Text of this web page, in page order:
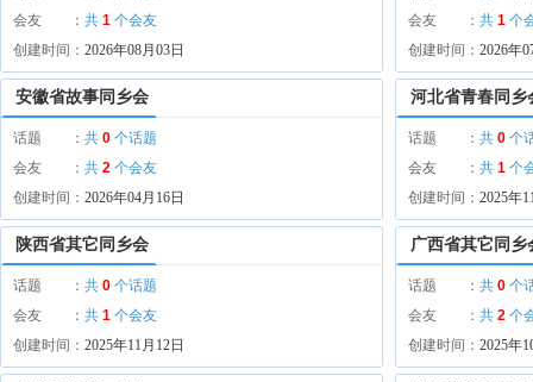
会友 ： 共 1 个会友
创建时间： 2026年08月03日
会友 ： 共 1 个
创建时间： 2026年
安徽省故事同乡会
话题 ： 共 0 个话题
会友 ： 共 2 个会友
创建时间： 2026年04月16日
河北省青春同乡
话题 ： 共 0 个
会友 ： 共 1 个
创建时间： 2025年
陕西省其它同乡会
话题 ： 共 0 个话题
会友 ： 共 1 个会友
创建时间： 2025年11月12日
广西省其它同乡
话题 ： 共 0 个
会友 ： 共 2 个
创建时间： 2025年